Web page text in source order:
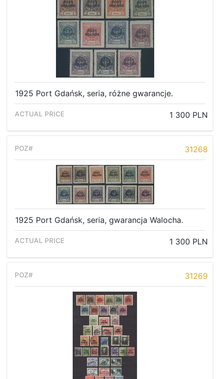
1925 Port Gdańsk, seria, różne gwarancje.
1 300 PLN
31268
1925 Port Gdańsk, seria, gwarancja Walocha.
1 300 PLN
31269